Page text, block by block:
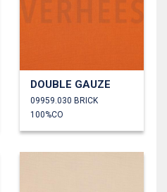
DOUBLE GAUZE
09959.030 BRICK
100%CO